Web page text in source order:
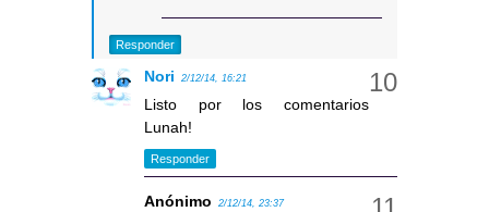
Responder
Nori 2/12/14, 16:21
Listo por los comentarios
Lunah!
Responder
Anónimo 2/12/14, 23:37